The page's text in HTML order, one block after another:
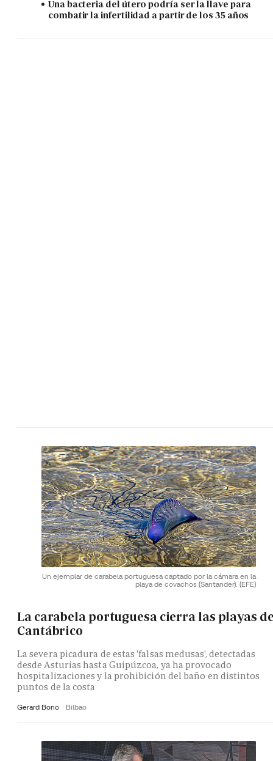
Una bacteria del útero podría ser la llave para
combatir la infertilidad a partir de los 35 años
Un ejemplar de carabela portuguesa captado por la cámara en la
playa de covachos (Santander). (EFE)
La carabela portuguesa cierra las playas
Cantábrico
La severa picadura de estas 'falsas medusas', detectadas
desde Asturias hasta Guipúzcoa, ya ha provocado
hospitalizaciones y la prohibición del baño en distintos
puntos de la costa
Gerard Bono Bilbao